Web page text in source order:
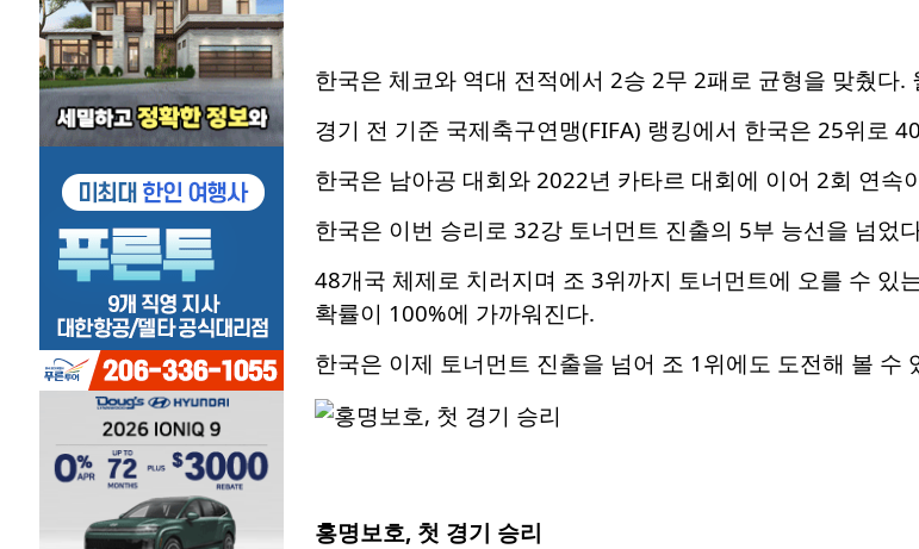
한국은 체코와 역대 전적에서 2승 2무 2패로 균형을 맞췄다
경기 전 기준 국제축구연맹(FIFA) 랭킹에서 한국은 25위로
한국은 남아공 대회와 2022년 카타르 대회에 이어 2회 연
한국은 이번 승리로 32강 토너먼트 진출의 5부 능선을 넘었
48개국 체제로 치러지며 조 3위까지 토너먼트에 오를 수 있
확률이 100%에 가까워진다.
한국은 이제 토너먼트 진출을 넘어 조 1위에도 도전해 볼 수
홍명보호, 첫 경기 승리